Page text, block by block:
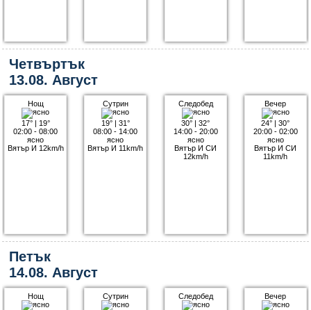
Четвъртък
13.08. Август
Нощ
17°| 19°
02:00 - 08:00
ясно
Вятър И 12km/h
Сутрин
19°| 31°
08:00 - 14:00
ясно
Вятър И 11km/h
Следобед
30° |32°
14:00 - 20:00
ясно
Вятър И СИ
12km/h
Вечер
24° |30°
20:00 - 02:00
ясно
Вятър И СИ
11km/h
Петък
14.08. Август
Нощ Сутрин Следобед Вечер